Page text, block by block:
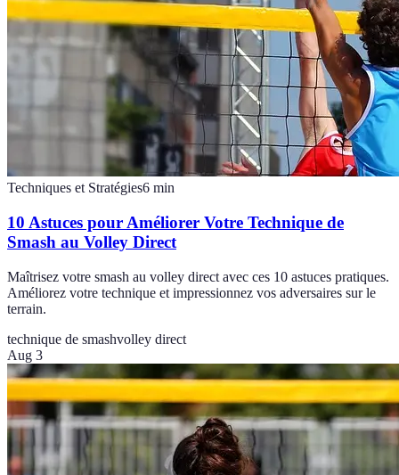
Techniques et Stratégies6 min
10 Astuces pour Améliorer Votre Technique de
Smash au Volley Direct
Maîtrisez votre smash au volley direct avec ces 10 astuces pratiques.
Améliorez votre technique et impressionnez vos adversaires sur le
terrain.
technique de smashvolley direct
Aug 3